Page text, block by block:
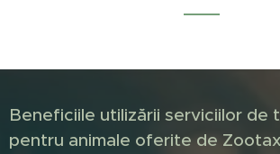
Beneficiile utilizării serviciilor de
pentru animale oferite de